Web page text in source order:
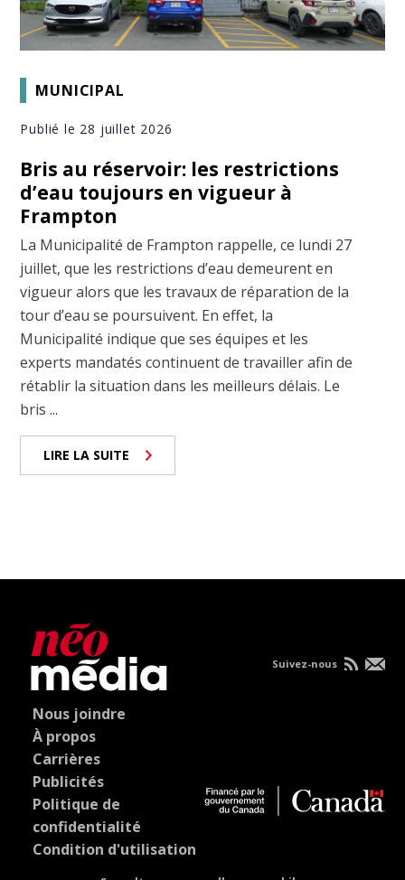
MUNICIPAL
Publié le 28 juillet 2026
Bris au réservoir: les restrictions
d’eau toujours en vigueur à
Frampton
La Municipalité de Frampton rappelle, ce lundi 27
juillet, que les restrictions d’eau demeurent en
vigueur alors que les travaux de réparation de la
tour d’eau se poursuivent. En effet, la
Municipalité indique que ses équipes et les
experts mandatés continuent de travailler afin de
rétablir la situation dans les meilleurs délais. Le
bris ...
LIRE LA SUITE
Nous joindre
À propos
Carrières
Publicités
Politique de
confidentialité
Condition d'utilisation
Suivez-nous